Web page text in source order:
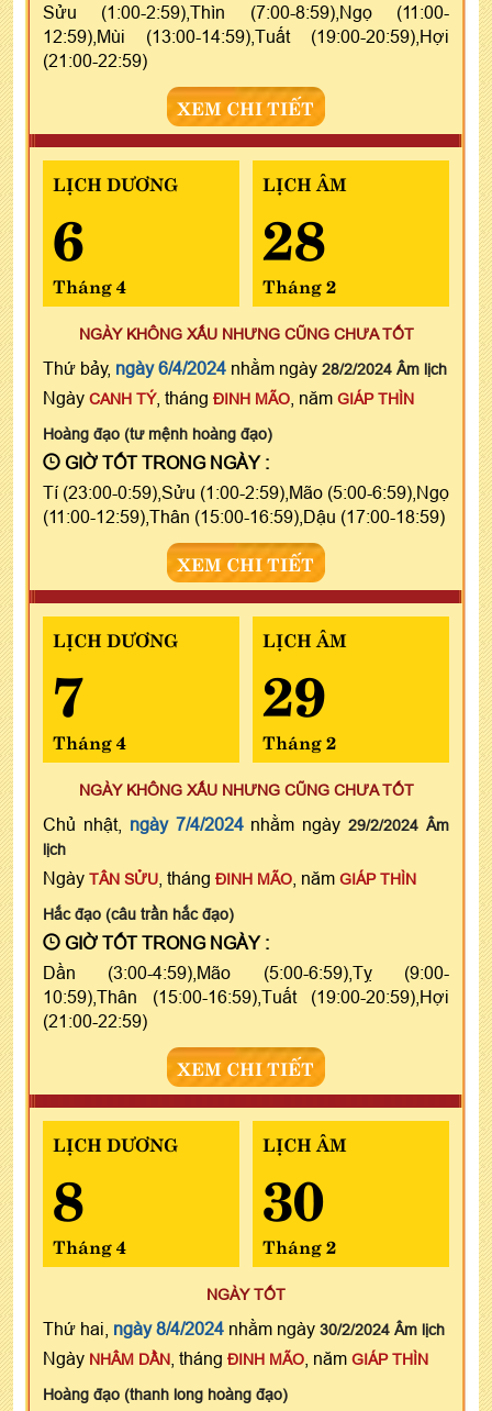
Sửu (1:00-2:59),Thìn (7:00-8:59),Ngọ (11:00-
12:59),Mùi (13:00-14:59),Tuất (19:00-20:59),Hợi
(21:00-22:59)
XEM CHI TIẾT
LỊCH DƯƠNG
6
Tháng 4
LỊCH ÂM
28
Tháng 2
NGÀY KHÔNG XẤU NHƯNG CŨNG CHƯA TỐT
Thứ bảy, ngày 6/4/2024 nhằm ngày 28/2/2024 Âm lịch
Ngày CANH TÝ, tháng ĐINH MÃO , năm GIÁP THÌN
Hoàng đạo (tư mệnh hoàng đạo)
GIỜ TỐT TRONG NGÀY :
Tí (23:00-0:59),Sửu (1:00-2:59),Mão (5:00-6:59),Ngọ
(11:00-12:59),Thân (15:00-16:59),Dậu (17:00-18:59)
XEM CHI TIẾT
LỊCH DƯƠNG
7
Tháng 4
LỊCH ÂM
29
Tháng 2
NGÀY KHÔNG XẤU NHƯNG CŨNG CHƯA TỐT
Chủ nhật, ngày 7/4/2024nhằm ngày29/2/2024 Âm
lịch
Ngày TÂN SỬU , tháng ĐINH MÃO , năm GIÁP THÌN
Hắc đạo (câu trần hắc đạo)
GIỜ TỐT TRONG NGÀY :
Dần (3:00-4:59),Mão (5:00-6:59),Tỵ (9:00-
10:59),Thân (15:00-16:59),Tuất (19:00-20:59),Hợi
(21:00-22:59)
XEM CHI TIẾT
LỊCH DƯƠNG
8
Tháng 4
LỊCH ÂM
30
Tháng 2
NGÀY TỐT
Thứ hai, ngày 8/4/2024 nhằm ngày 30/2/2024 Âm lịch
Ngày NHÂM DẦN , tháng ĐINH MÃO , năm GIÁP THÌN
Hoàng đạo (thanh long hoàng đạo)